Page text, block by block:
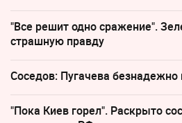
"Все решит одно сражение".
страшную правду
Соседов: Пугачева безнадежно
"Пока Киев горел". Раскрыто